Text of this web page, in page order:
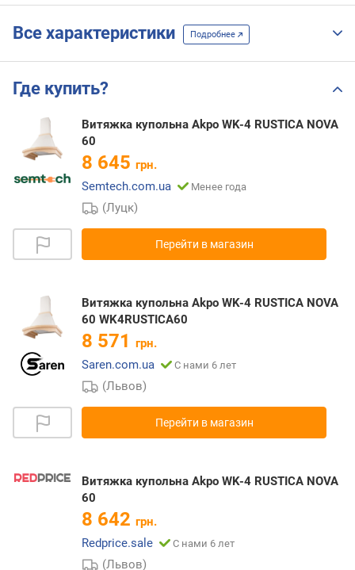
Все характеристики Подробнее
Где купить?
Витяжка купольна Akpo WK-4 RUSTICA NOVA
60
8 645 грн.
Semtech.com.ua
Менее года
(Луцк)
Перейти в магазин
Витяжка купольна Akpo WK-4 RUSTICA NOVA
60 WK4RUSTICA60
8 571 грн.
Saren.com.ua
С нами 6 лет
(Львов)
Перейти в магазин
Витяжка купольна Akpo WK-4 RUSTICA NOVA
60
8 642 грн.
Redprice.sale
С нами 6 лет
(Львов)